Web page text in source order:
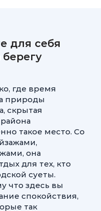
для себя
где время
природы
скрытая
такое место. Со
она
для тех, кто
суеты.
что здесь вы
спокойствия,
так